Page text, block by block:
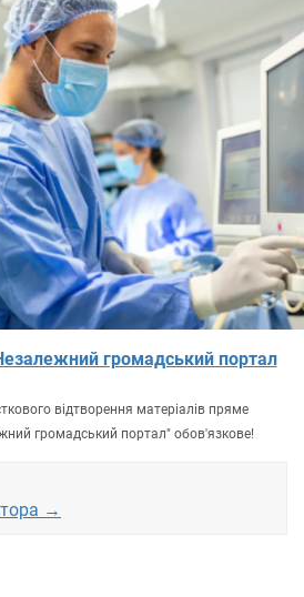
громадський портал
відтворення матеріалів пряме
громадський портал" обов'язкове!
→